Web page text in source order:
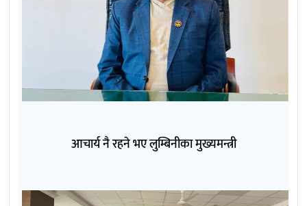
आचार्य नै रहने भए लुम्बिनीका मुख्यमन्त्री